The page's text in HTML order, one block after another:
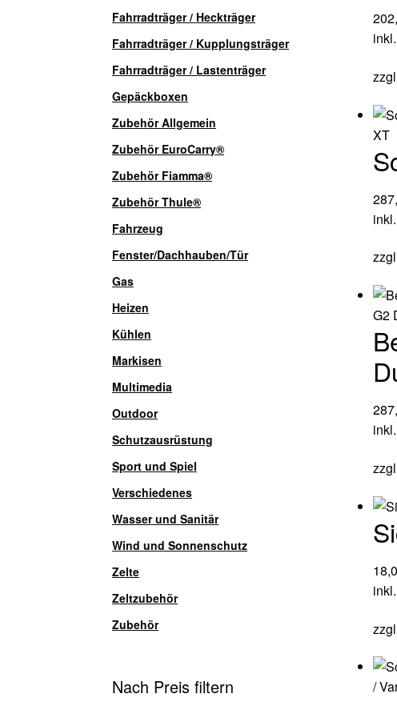
Fahrradträger / Heckträger
Fahrradträger / Kupplungsträger
Fahrradträger / Lastenträger
Gepäckboxen
Zubehör Allgemein
Zubehör EuroCarry®
Zubehör Fiamma®
Zubehör Thule®
Fahrzeug
Fenster/Dachhauben/Tür
Gas
Heizen
Kühlen
Markisen
Multimedia
Outdoor
Schutzausrüstung
Sport und Spiel
Verschiedenes
Wasser und Sanitär
Wind und Sonnenschutz
Zelte
Zeltzubehör
Zubehör
Nach Preis filtern